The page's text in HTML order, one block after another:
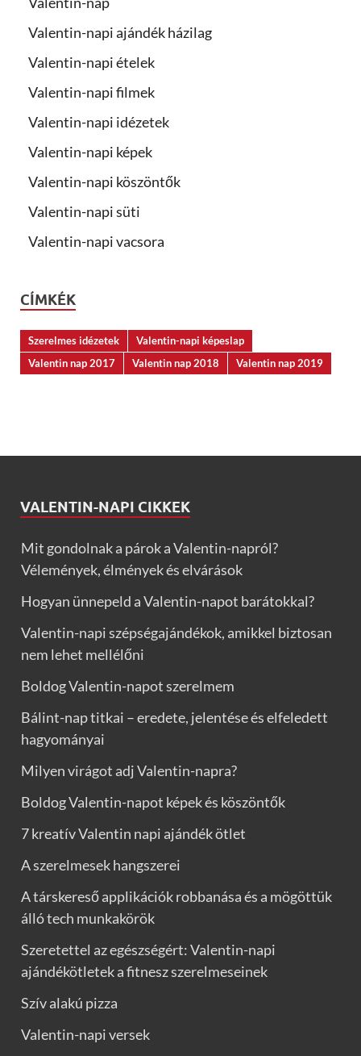
Valentin-napi ajándék házilag
Valentin-napi ételek
Valentin-napi filmek
Valentin-napi idézetek
Valentin-napi képek
Valentin-napi köszöntők
Valentin-napi süti
Valentin-napi vacsora
CÍMKÉK
Szerelmes idézetek
Valentin-napi képeslap
Valentin nap 2017
Valentin nap 2018 Valentin nap 2019
VALENTIN-NAPI CIKKEK
Mit gondolnak a párok a Valentin-napról?
Vélemények, élmények és elvárások
Hogyan ünnepeld a Valentin-napot barátokkal?
Valentin-napi szépségajándékok, amikkel biztosan
nem lehet mellélőni
Boldog Valentin-napot szerelmem
Bálint-nap titkai – eredete, jelentése és elfeledett
hagyományai
Milyen virágot adj Valentin-napra?
Boldog Valentin-napot képek és köszöntők
7 kreatív Valentin napi ajándék ötlet
A szerelmesek hangszerei
A társkereső applikációk robbanása és a mögöttük
álló tech munkakörök
Szeretettel az egészségért: Valentin-napi
ajándékötletek a fitnesz szerelmeseinek
Szív alakú pizza
Valentin-napi versek